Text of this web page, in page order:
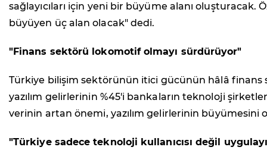
sağlayıcıları için yeni bir büyüme alanı
büyüyen üç alan olacak" dedi.
"Finans sektörü lokomotif olmayı sürdürüyor"
Türkiye bilişim sektörünün itici gücünün hâlâ
yazılım gelirlerinin %45'i bankaların teknoloji
verinin artan önemi, yazılım gelirlerinin
"Türkiye sadece teknoloji kullanıcısı değil